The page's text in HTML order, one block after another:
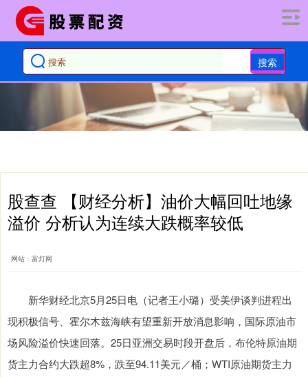
搜索
股查查 【财经分析】油价大幅回吐地缘
溢价 分析认为连续大跌概率较低
网站：富灯网
新华财经北京5月25日电（记者王小璐）受美伊谈判进程出
现积极信号、霍尔木兹海峡有望重新开放消息影响，国际原油市
场风险溢价快速回落。25日亚洲交易时段开盘后，布伦特原油期
货主力合约大跌超8%，跌至94.11美元／桶；WTI原油期货主力